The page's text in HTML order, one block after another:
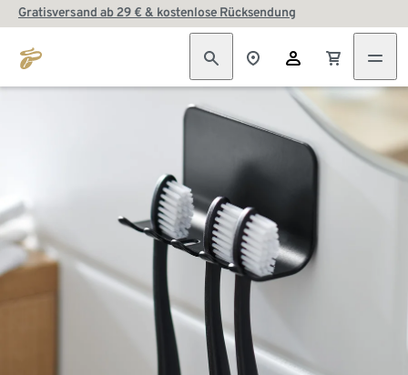
Gratisversand ab 29 € & kostenlose Rücksendung